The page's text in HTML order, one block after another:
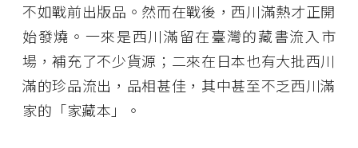
不如戰前出版品。然而在戰後，西川滿熱才正開
始發燒。一來是西川滿留在臺灣的藏書流入市
場，補充了不少貨源；二來在日本也有大批西川
滿的珍品流出，品相甚佳，其中甚至不乏西川滿
家的「家藏本」。